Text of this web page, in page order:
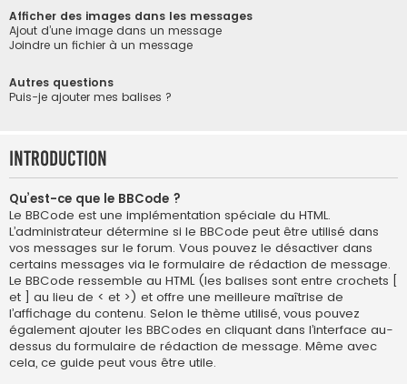
Afficher des images dans les messages
Ajout d’une image dans un message
Joindre un fichier à un message
Autres questions
Puis-je ajouter mes balises ?
Introduction
Qu’est-ce que le BBCode ?
Le BBCode est une implémentation spéciale du HTML.
L’administrateur détermine si le BBCode peut être utilisé dans
vos messages sur le forum. Vous pouvez le désactiver dans
certains messages via le formulaire de rédaction de message.
Le BBCode ressemble au HTML (les balises sont entre crochets [
et ] au lieu de < et >) et offre une meilleure maîtrise de
l’affichage du contenu. Selon le thème utilisé, vous pouvez
également ajouter les BBCodes en cliquant dans l’interface au-
dessus du formulaire de rédaction de message. Même avec
cela, ce guide peut vous être utile.